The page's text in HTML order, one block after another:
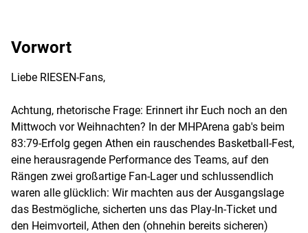
Vorwort
Liebe RIESEN-Fans,
Achtung, rhetorische Frage: Erinnert ihr Euch noch an den
Mittwoch vor Weihnachten? In der MHPArena gab's beim
83:79-Erfolg gegen Athen ein rauschendes Basketball-Fest,
eine herausragende Performance des Teams, auf den
Rängen zwei großartige Fan-Lager und schlussendlich
waren alle glücklich: Wir machten aus der Ausgangslage
das Bestmögliche, sicherten uns das Play-In-Ticket und
den Heimvorteil, Athen den (ohnehin bereits sicheren)